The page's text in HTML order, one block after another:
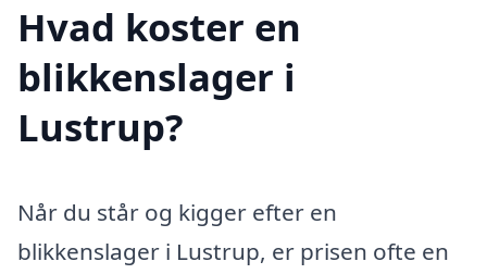
Hvad koster en
blikkenslager i
Lustrup?
Når du står og kigger efter en
blikkenslager i Lustrup, er prisen ofte en